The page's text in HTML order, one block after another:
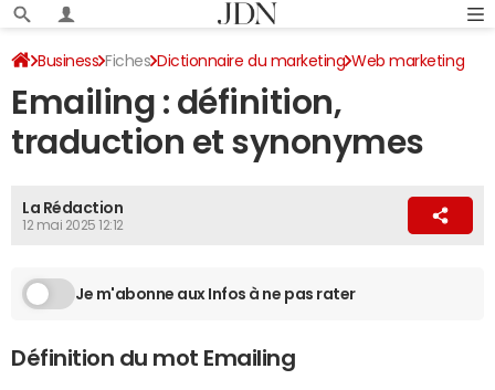
Business Fiches Dictionnaire du marketing Web marketing
Emailing : définition,
traduction et synonymes
La Rédaction
12 mai 2025 12:12
Je m'abonne aux Infos à ne pas rater
Définition du mot Emailing